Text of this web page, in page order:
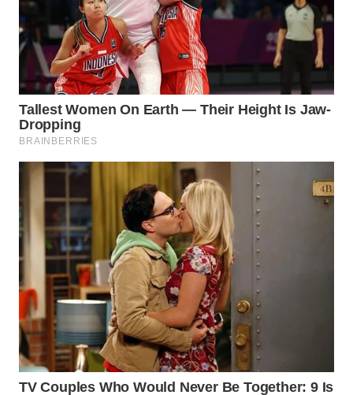
WN
KEPULAUAN
SERIBU
WN
TANGERANG
WN
WN
CIREBON
WN
INDRAMAYU
WN
KUNINGAN